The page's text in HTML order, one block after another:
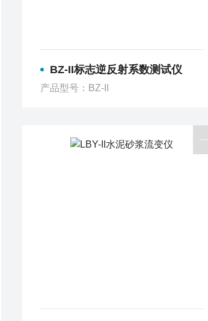
BZ-II标志逆反射系数测试仪
产品型号：BZ-II